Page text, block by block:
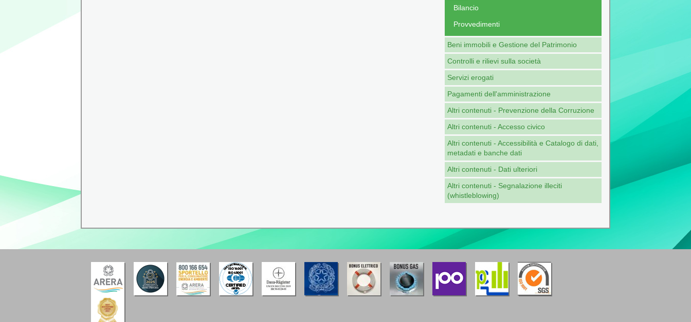
Bilancio
Provvedimenti
Beni immobili e Gestione del Patrimonio
Controlli e rilievi sulla società
Servizi erogati
Pagamenti dell'amministrazione
Altri contenuti - Prevenzione della Corruzione
Altri contenuti - Accesso civico
Altri contenuti - Accessibilità e Catalogo di dati,
metadati e banche dati
Altri contenuti - Dati ulteriori
Altri contenuti - Segnalazione illeciti
(whistleblowing)